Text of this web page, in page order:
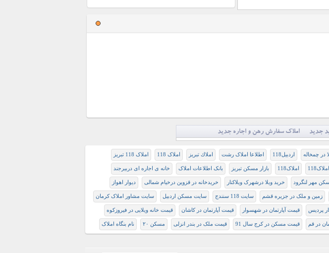
جدید املاک سفارش رهن و اجاره جدید
در چمخاله اردبیل118 اطلاعا املاک رشت املاك تبريز املاک 118 املاک 118 تبریز
املاک118 املاک118 بازار مسکن تبريز بانک اطلاعات املاک خانه ی اجاره ای دربیرجند
مهر لنگرود خرید ویلا درشهرک ویلاکنار خریدخانه در قزوین درخیام شمالی دیوار اهواز
زمین و ملک در جزیره قشم سایت 118 سنندج سایت مسکن اردبیل سایت مشاور املاک کرمان
ﭘﺮﺩﻳﺲ قیمت آپارتمان در شهسوار قیمت آپارتمان در کاشان قیمت خانه ویلایی در فیروزکوه
در قم قیمت مسکن در کرج سال 91 قیمت ملک در بندر انزلی مسکن ۲۰ نام بنگاه املاک